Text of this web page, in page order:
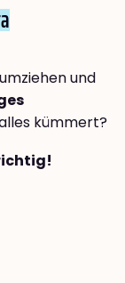
umziehen und
kümmert?